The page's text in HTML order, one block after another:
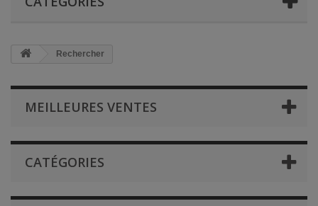
Rechercher
MEILLEURES VENTES
CATÉGORIES